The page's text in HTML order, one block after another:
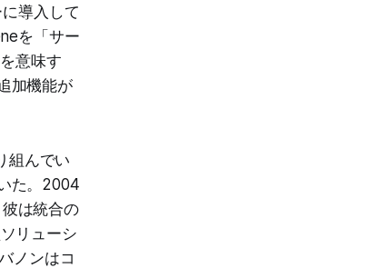
導入して
を「サー
意味す
加機能が
組んでい
た。2004
は統合の
リューシ
ノンはコ